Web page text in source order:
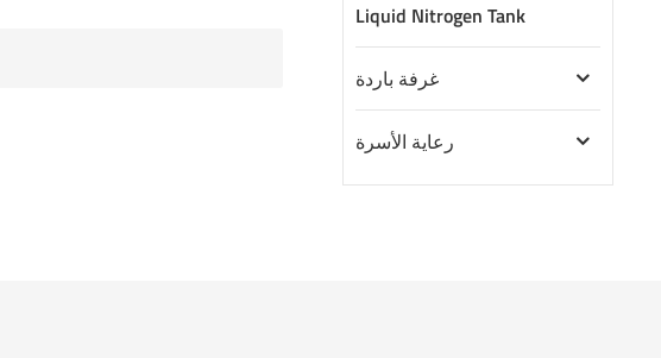
Liquid Nitrogen Tank
غرفة باردة
رعاية الأسرة